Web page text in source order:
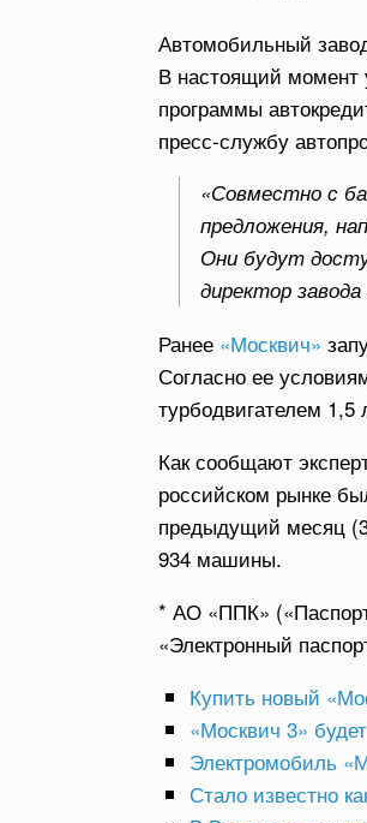
Автомобильный
В настоящий момент
программы
пресс-службу
«Совместно с
предложения,
Они будут
директор
Ранее «Москвич»
Согласно ее
турбодвигателем 1,5
Как сообщают
российском рынке
предыдущий месяц
934 машины.
* АО «ППК»
«Электронный
Купить новый
«Москвич 3»
Электромобиль
Стало известно